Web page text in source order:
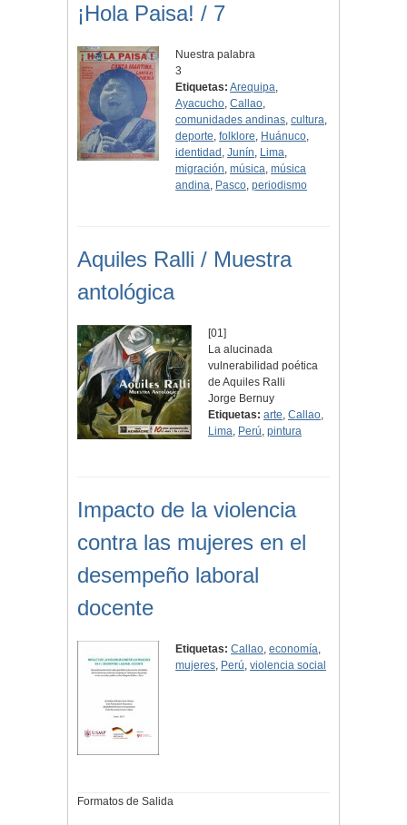
¡Hola Paisa! / 7
Nuestra palabra
3
Etiquetas: Arequipa,
Ayacucho,Callao,
comunidades andinas,cultura,
deporte,folklore, Huánuco,
identidad ,Junín, Lima,
migración,música,música
andina, Pasco,periodismo
Aquiles Ralli / Muestra
antológica
[01]
La alucinada
vulnerabilidad poética
de Aquiles Ralli
Jorge Bernuy
Etiquetas: arte, Callao,
Lima, Perú, pintura
Impacto de la violencia
contra las mujeres en el
desempeño laboral
docente
Etiquetas: Callao,economía,
mujeres, Perú,violencia social
Formatos de Salida